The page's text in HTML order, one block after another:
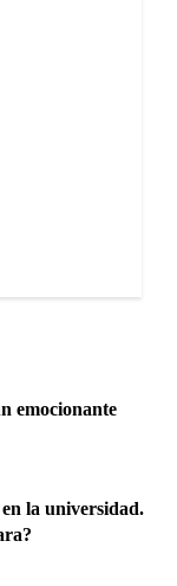
emocionante
la universidad.